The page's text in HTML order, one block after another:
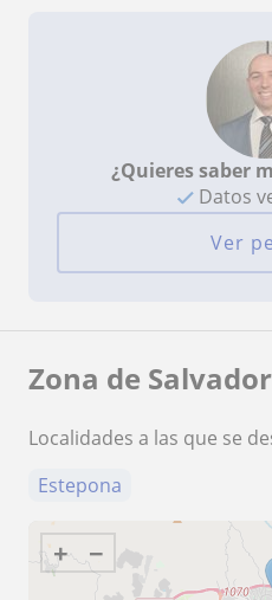
¿Quieres saber
Datos
Ver
Zona de Salvador
Localidades a las que se
Estepona
+ −